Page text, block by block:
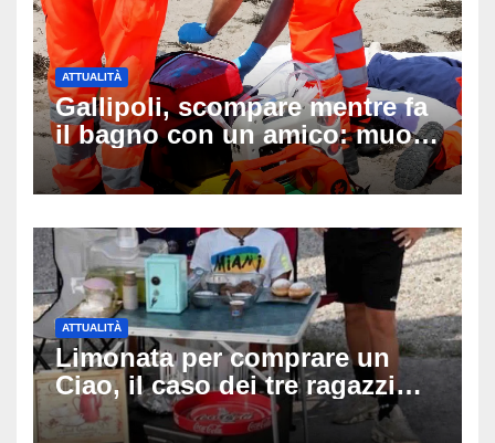
ATTUALITÀ
Gallipoli, scompare mentre fa
il bagno con un amico: muore
a 19 anni dopo 45 minuti di
disperati tentativi di
ATTUALITÀ
Limonata per comprare un
Ciao, il caso dei tre ragazzi
divide l’Italia: Fedriga li invita